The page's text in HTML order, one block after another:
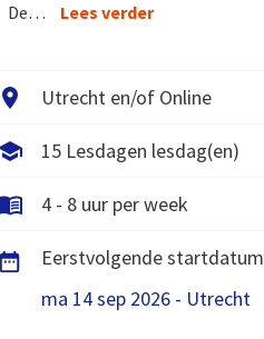
De…
Lees verder
Utrecht en/of Online
15 Lesdagen lesdag(en)
4 - 8 uur per week
Eerstvolgende startdatum
ma 14 sep 2026 - Utrecht